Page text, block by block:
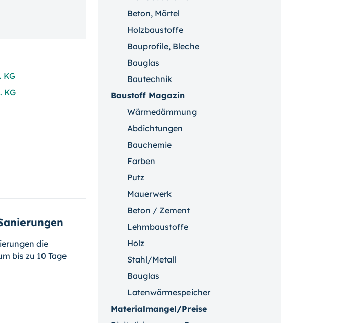
KG
KG
die
bis zu 10 Tage
Beton, Mörtel
Holzbaustoffe
Bauprofile, Bleche
Bauglas
Bautechnik
Baustoff Magazin
Wärmedämmung
Abdichtungen
Bauchemie
Farben
Putz
Mauerwerk
Beton / Zement
Lehmbaustoffe
Holz
Stahl/Metall
Bauglas
Latenwärmespeicher
Materialmangel/Preise